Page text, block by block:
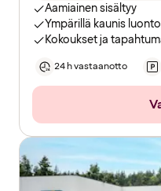
Aamiainen sisältyy
Ympärillä kaunis luonto
Kokoukset ja
24 h vastaanotto